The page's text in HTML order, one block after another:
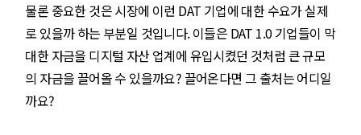
물론 중요한 것은 시장에 이런 DAT 기업에 대한 수요가 실제
로 있을까 하는 부분일 것입니다. 이들은 DAT 1.0 기업들이 막
대한 자금을 디지털 자산 업계에 유입시켰던 것처럼 큰 규모
의 자금을 끌어올 수 있을까요? 끌어온다면 그 출처는 어디일
까요?